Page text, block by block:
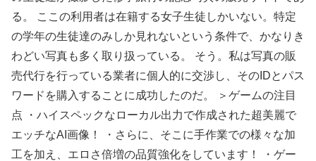
る。 ここの利用者は在籍する女子生徒しかいない。特定
の学年の生徒達のみしか見れないという条件で、かなりき
わどい写真も多く取り扱っている。 そう。私は写真の販
売代行を行っている業者に個人的に交渉し、そのIDとパス
ワードを購入することに成功したのだ。 ＞ゲームの注目
点 ・ハイスペックなローカル出力で作成された超美麗で
エッチなAI画像！ ・さらに、そこに手作業での様々な加
工を加え、エロさ倍増の品質強化をしています！ ・ゲー